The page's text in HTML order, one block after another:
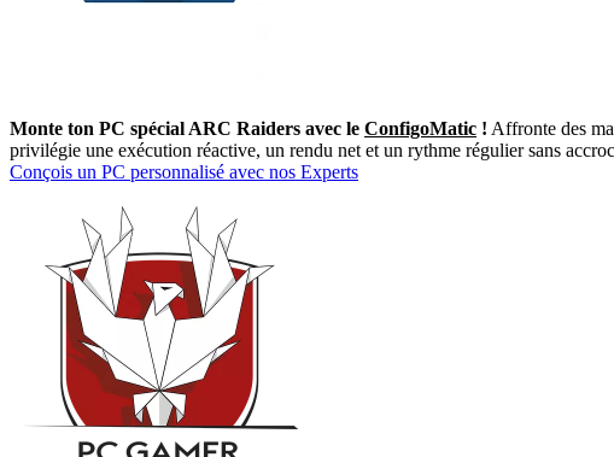
Monte ton PC spécial ARC Raiders avec le ConfigoMatic ! Affronte des
privilégie une exécution réactive, un rendu net et un rythme régulier sans
Conçois un PC personnalisé avec nos Experts